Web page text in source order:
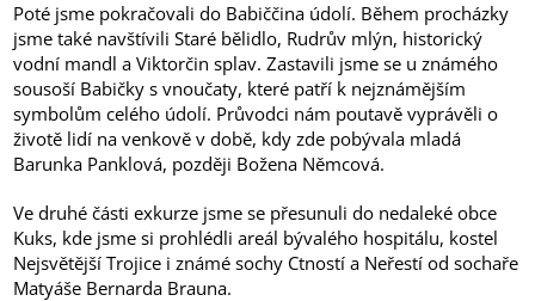
Poté jsme pokračovali do Babiččina údolí. Během procházky
jsme také navštívili Staré bělidlo, Rudrův mlýn, historický
vodní mandl a Viktorčin splav. Zastavili jsme se u známého
sousoší Babičky s vnoučaty, které patří k nejznámějším
symbolům celého údolí. Průvodci nám poutavě vyprávěli o
životě lidí na venkově v době, kdy zde pobývala mladá
Barunka Panklová, později Božena Němcová.
Ve druhé části exkurze jsme se přesunuli do nedaleké obce
Kuks, kde jsme si prohlédli areál bývalého hospitálu, kostel
Nejsvětější Trojice i známé sochy Ctností a Neřestí od sochaře
Matyáše Bernarda Brauna.